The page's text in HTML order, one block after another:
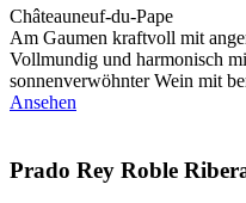
Châteauneuf-du-Pape
Am Gaumen kraftvoll mit
Vollmundig und harmonisch
sonnenverwöhnter Wein mit
Ansehen
Prado Rey Roble